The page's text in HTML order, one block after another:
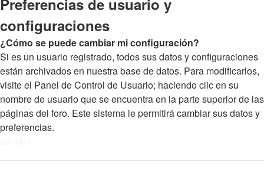
Preferencias de usuario y
configuraciones
¿Cómo se puede cambiar mi configuración?
Si es un usuario registrado, todos sus datos y configuraciones
están archivados en nuestra base de datos. Para modificarlos,
visite el Panel de Control de Usuario; haciendo clic en su
nombre de usuario que se encuentra en la parte superior de las
páginas del foro. Este sistema le permitirá cambiar sus datos y
preferencias.